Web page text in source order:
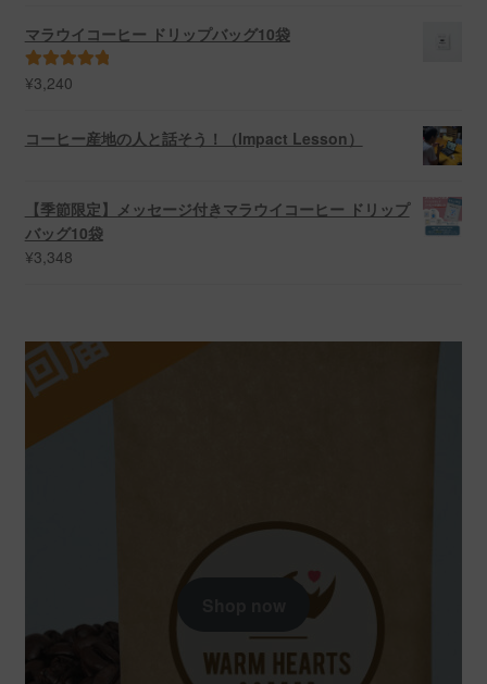
¥2,700
マラウイコーヒー ドリップバッグ10袋
5段階中
¥3,240
コーヒー産地の人と話そう！（Impact Lesson）
【季節限定】メッセージ付きマラウイコーヒー ドリップ
バッグ10袋
¥3,348